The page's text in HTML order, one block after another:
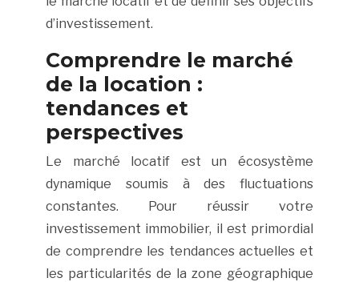
d’investissement.
Comprendre le marché
de la location :
tendances et
perspectives
Le marché locatif est un écosystème
dynamique soumis à des fluctuations
constantes. Pour réussir votre
investissement immobilier, il est primordial
de comprendre les tendances actuelles et
les particularités de la zone géographique